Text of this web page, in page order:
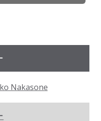
Nakasone